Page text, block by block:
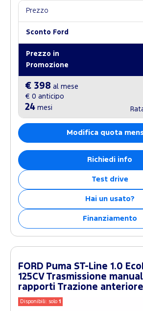
Prezzo
Sconto Ford
Prezzo in
Promozione
€ 398 al mese
€ 0 anticipo
24 mesi
Modifica quota
Richiedi info
Test drive
Hai un usato?
Finanziamento
FORD Puma ST-Line 1.0
125CV Trasmissione
rapporti Trazione anteriore
Disponibili: solo1